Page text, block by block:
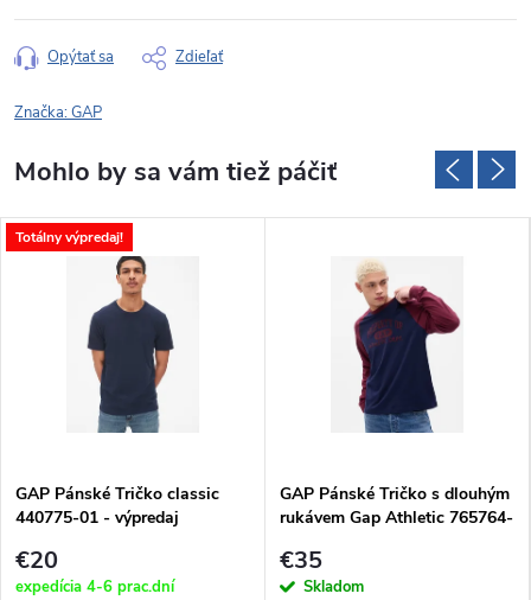
Opýtať sa Zdieľať
Značka:GAP
Totálny výpredaj!
GAP Pánské Tričko classic
440775-01 - výpredaj
€20
expedícia 4-6 prac.dní
GAP Pánské Tričko s dlouhým
rukávem Gap Athletic 765764-
€35
Skladom